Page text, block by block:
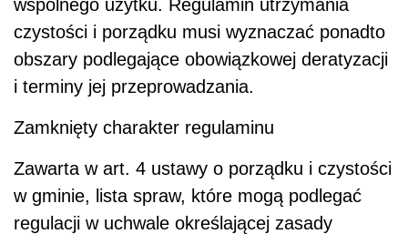
wspólnego użytku. Regulamin utrzymania
czystości i porządku musi wyznaczać ponadto
obszary podlegające obowiązkowej deratyzacji
i terminy jej przeprowadzania.
Zamknięty charakter regulaminu
Zawarta w art. 4 ustawy o porządku i czystości
w gminie, lista spraw, które mogą podlegać
regulacji w uchwale określającej zasady